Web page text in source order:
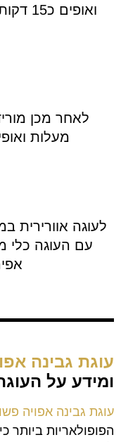
מעלות ואופים כ45-50
לעוגה אוורירית
עם העוגה כלי
עוגת גבינה
ומידע על
עוגת גבינה אפויה
הפופולאריות ביותר